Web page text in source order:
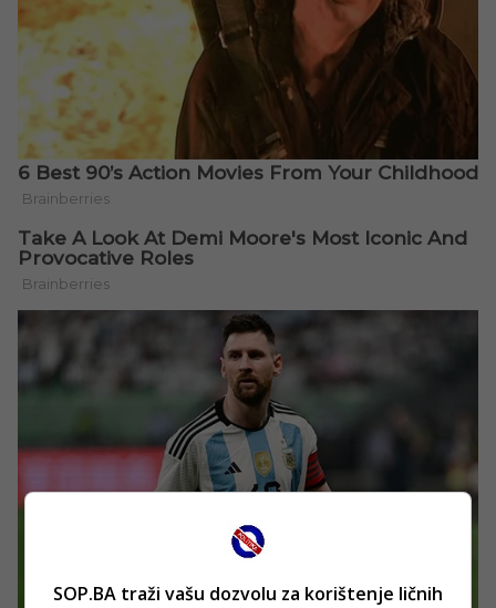
SOP.BA traži vašu dozvolu za korištenje ličnih